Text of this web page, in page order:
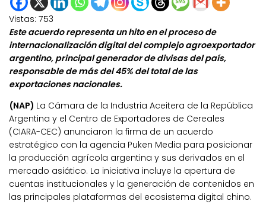
Vistas: 753
Este acuerdo representa un hito en el proceso de
internacionalización digital del complejo agroexportador
argentino, principal generador de divisas del país,
responsable de más del 45% del total de las
exportaciones nacionales.
(NAP) La Cámara de la Industria Aceitera de la República
Argentina y el Centro de Exportadores de Cereales
(CIARA-CEC) anunciaron la firma de un acuerdo
estratégico con la agencia Puken Media para posicionar
la producción agrícola argentina y sus derivados en el
mercado asiático. La iniciativa incluye la apertura de
cuentas institucionales y la generación de contenidos en
las principales plataformas del ecosistema digital chino.